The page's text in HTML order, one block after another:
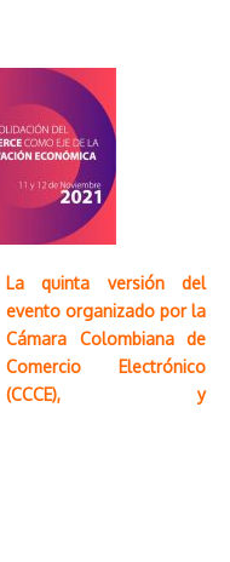
La quinta versión del
evento organizado por la
Cámara Colombiana de
Comercio Electrónico
(CCCE), y